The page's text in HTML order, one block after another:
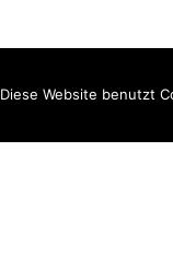
Diese Website benutzt